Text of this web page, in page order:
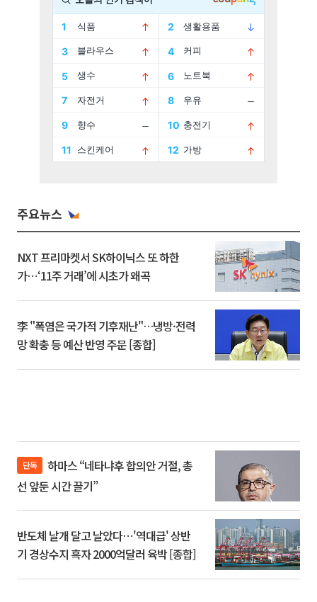
주요뉴스
NXT 프리마켓서 SK하이닉스 또 하한
가⋯‘11주 거래’에 시초가 왜곡
李 "폭염은 국가적 기후재난"…냉방·전력
망 확충 등 예산 반영 주문 [종합]
단독
선 앞둔 시간 끌기”
반도체 날개 달고 날았다⋯'역대급' 상반
기 경상수지 흑자 2000억달러 육박 [종합]